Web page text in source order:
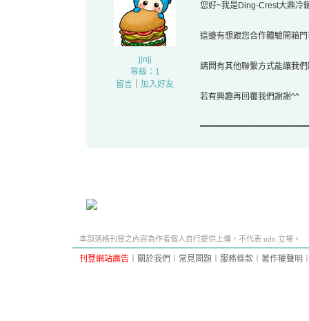
jjnjj
等級：1
留言
加入好友
您好~我是Ding-Crest大鼎冷
這邊有想跟您合作體驗開箱
請問有其他聯繫方式能讓我
若有興趣再回覆我們謝謝^^
本部落格刊登之內容為作者個人自行提供上傳，不代表 udn 立場。
刊登網站廣告 關於我們 常見問題 服務條款 著作權聲明